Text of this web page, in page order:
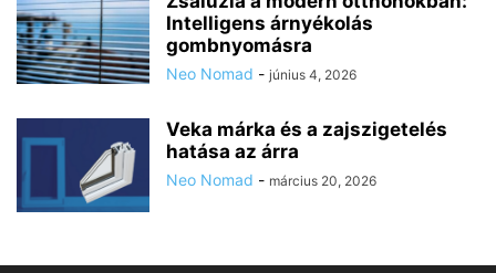
Intelligens árnyékolás
gombnyomásra
Neo Nomad - június 4, 2026
Veka márka és a zajszigetelés
hatása az árra
Neo Nomad - március 20, 2026